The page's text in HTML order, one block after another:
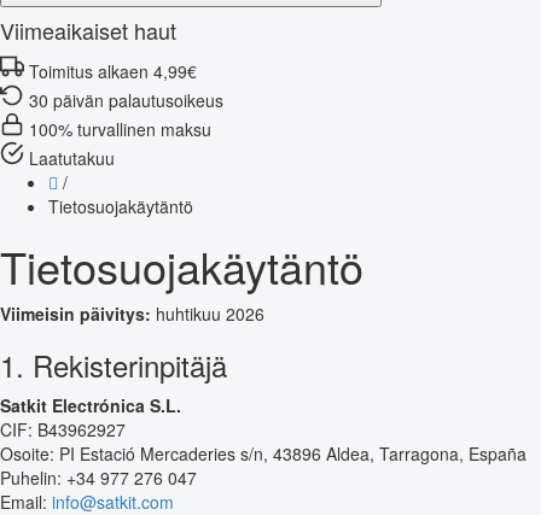
Viimeaikaiset haut
Toimitus alkaen 4,99€
30 päivän palautusoikeus
100% turvallinen maksu
Laatutakuu
/
Tietosuojakäytäntö
Tietosuojakäytäntö
Viimeisin päivitys: huhtikuu 2026
1. Rekisterinpitäjä
Satkit Electrónica S.L.
CIF: B43962927
Osoite: PI Estació Mercaderies s/n, 43896 Aldea, Tarragona, España
Puhelin: +34 977 276 047
Email: info@satkit.com